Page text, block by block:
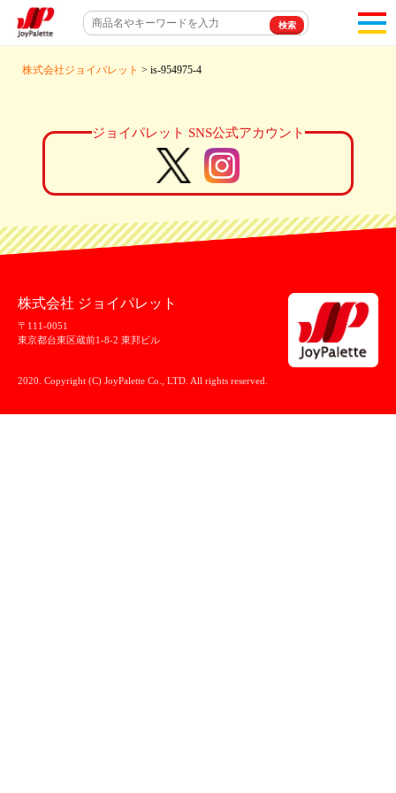
株式会社ジョイパレット > is-954975-4
ジョイパレット SNS公式アカウント
株式会社 ジョイパレット
〒111-0051
東京都台東区蔵前1-8-2 東邦ビル
2020. Copyright (C) JoyPalette Co., LTD. All rights reserved.